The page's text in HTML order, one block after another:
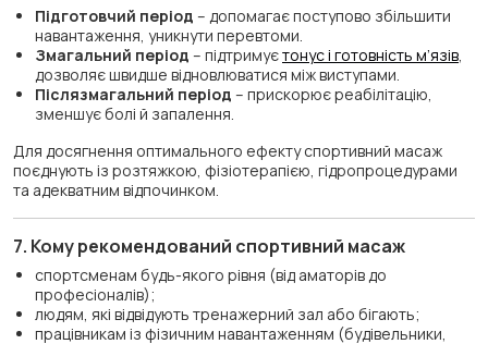
Підготовчий період – допомагає поступово збільшити
навантаження, уникнути перевтоми.
Змагальний період – підтримуєтонус і готовність м’язів
дозволяє швидше відновлюватися між виступами.
Післязмагальний період – прискорює реабілітацію,
зменшує болі й запалення.
Для досягнення оптимального ефекту спортивний масаж
поєднують із розтяжкою, фізіотерапією, гідропроцедурами
та адекватним відпочинком.
7. Кому рекомендований спортивний масаж
спортсменам будь-якого рівня (від аматорів до
професіоналів);
людям, які відвідують тренажерний зал або бігають;
працівникам із фізичним навантаженням (будівельники,